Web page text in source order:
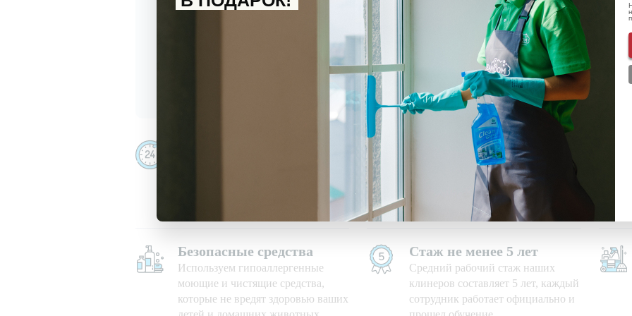
политикой обработки персональных данных ознакомлен(-а) и даюсогласиена обработку
на получение информации о скидках и акциях
Используем свои средства
Приезжаем на уборку с
профессиональными моющими
средствами и необходимым
оборудованием
Безопасные средства
Используем гипоаллергенные
моющие и чистящие средства,
которые не вредят здоровью ваших
Стаж не менее 5 лет
Средний рабочий стаж наших
клинеров составляет 5 лет, каждый
сотрудник работает официально и